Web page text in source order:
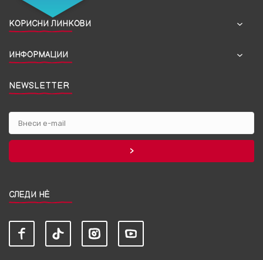
КОРИСНИ ЛИНКОВИ
ИНФОРМАЦИИ
NEWSLETTER
СЛЕДИ НЀ